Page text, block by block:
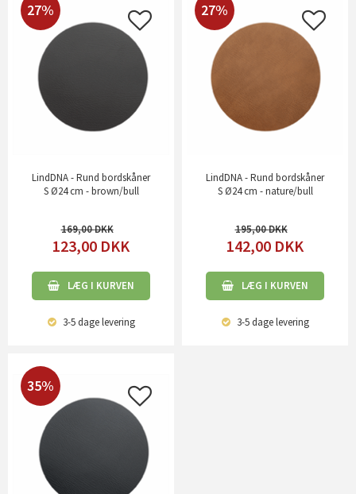
27%
LindDNA - Rund bordskåner
S Ø24 cm - brown/bull
169,00
123,00 DKK
LÆG I KURVEN
3-5 dagelevering
27%
LindDNA - Rund bordskåner
S Ø24 cm - nature/bull
195,00
142,00 DKK
LÆG I KURVEN
3-5 dagelevering
35%